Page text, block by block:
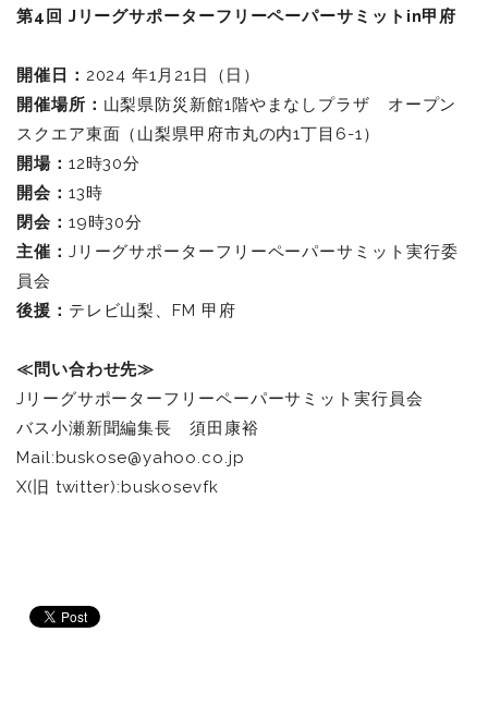
第4 回 J リーグサポーターフリーペーパーサミット in甲府
開催日： 2024 年1月21日（日）
開催場所： 山梨県防災新館1階やまなしプラザ オープン
スクエア東面（山梨県甲府市丸の内1丁目6-1）
開場： 12時30分
開会： 13時
閉会： 19時30分
主催： Jリーグサポーターフリーペーパーサミット実行委
員会
後援： テレビ山梨、FM 甲府
≪問い合わせ先≫
J リーグサポーターフリーペーパーサミット実行員会
バス小瀬新聞編集長 須田康裕
Mail:buskose@yahoo.co.jp
X(旧 twitter):buskosevfk